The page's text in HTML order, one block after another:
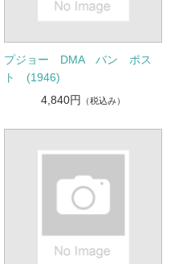
プジョー DMA バン ポス
ト (1946)
4,840円
（税込み）